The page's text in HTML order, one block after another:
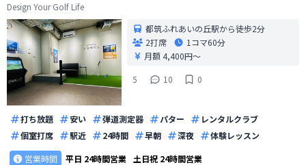
Design Your Golf Life
都筑ふれあいの丘駅から徒歩2分
2打席
1コマ60分
月額 4,400円〜
5
10 0
打ち放題 安い 弾道測定器 パター
レンタルクラブ
個室打席
駅近 24時間 早朝 深夜
体験レッスン
営業時間
平日 24時間営業 土日祝 24時間営業